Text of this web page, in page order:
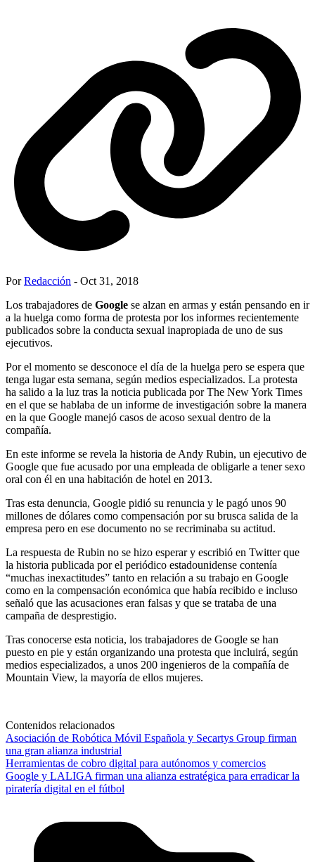
PorRedacción - Oct 31, 2018
Los trabajadores de Google se alzan en armas y están pensando en ir
a la huelga como forma de protesta por los informes recientemente
publicados sobre la conducta sexual inapropiada de uno de sus
ejecutivos.
Por el momento se desconoce el día de la huelga pero se espera que
tenga lugar esta semana, según medios especializados. La protesta
ha salido a la luz tras la noticia publicada por The New York Times
en el que se hablaba de un informe de investigación sobre la manera
en la que Google manejó casos de acoso sexual dentro de la
compañía.
En este informe se revela la historia de Andy Rubin, un ejecutivo de
Google que fue acusado por una empleada de obligarle a tener sexo
oral con él en una habitación de hotel en 2013.
Tras esta denuncia, Google pidió su renuncia y le pagó unos 90
millones de dólares como compensación por su brusca salida de la
empresa pero en ese documento no se recriminaba su actitud.
La respuesta de Rubin no se hizo esperar y escribió en Twitter que
la historia publicada por el periódico estadounidense contenía
“muchas inexactitudes” tanto en relación a su trabajo en Google
como en la compensación económica que había recibido e incluso
señaló que las acusaciones eran falsas y que se trataba de una
campaña de desprestigio.
Tras conocerse esta noticia, los trabajadores de Google se han
puesto en pie y están organizando una protesta que incluirá, según
medios especializados, a unos 200 ingenieros de la compañía de
Mountain View, la mayoría de ellos mujeres.
Contenidos relacionados
Asociación de Robótica Móvil Española y Secartys Group firman
una gran alianza industrial
Herramientas de cobro digital para autónomos y comercios
Google y LALIGA firman una alianza estratégica para erradicar la
piratería digital en el fútbol